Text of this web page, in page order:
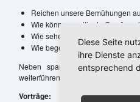
Reichen unsere Bemühungen
Wie können resiliente
Wie sehen Synergien zwischen
Wie begegnen wir dem
Neben spannenden Vorträgen
weiterführende Gespräche im
Vorträge:
Diese Seite
ihre Dienste
entsprechend